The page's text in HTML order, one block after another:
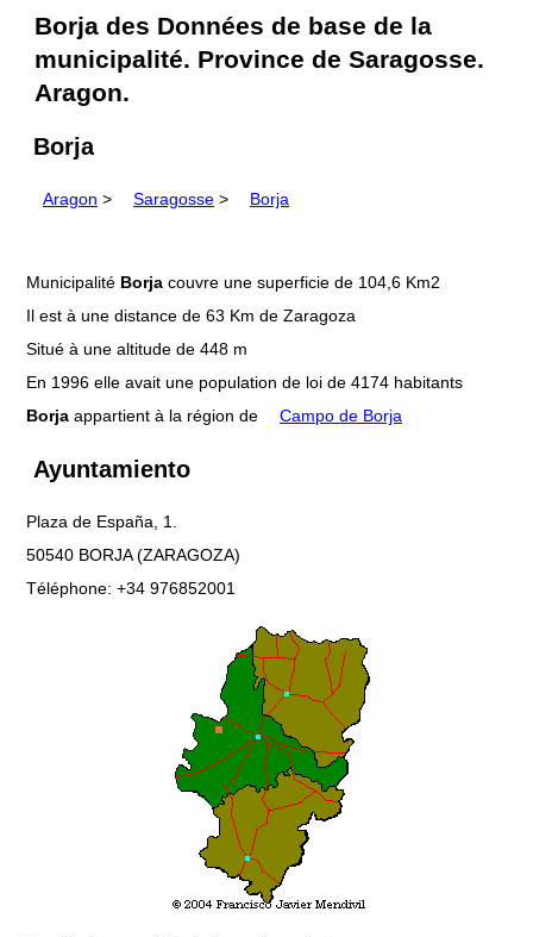
Borja des Données de base de la
municipalité. Province de Saragosse.
Aragon.
Borja
Aragon > Saragosse > Borja
Municipalité Borja couvre une superficie de 104,6 Km2
Il est à une distance de 63 Km de Zaragoza
Situé à une altitude de 448 m
En 1996 elle avait une population de loi de 4174 habitants
Borja appartient à la région de Campo de Borja
Ayuntamiento
Plaza de España, 1.
50540 BORJA (ZARAGOZA)
Téléphone: +34 976852001